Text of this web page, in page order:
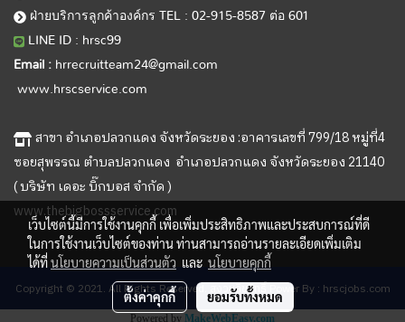
ฝ่ายบริการลูกค้าองค์กร TEL : 02-915-8587 ต่อ 601
LINE ID : hrsc99
Email : hrrecruitteam24@gmail.com
www.hrscservice.com
สาขา อำเภอปลวกแดง จังหวัดระยอง :อาคารเลขที่ 799/18 หมู่ที่4
ซอยสุพรรณ ตำบลปลวกแดง อำเภอปลวกแดง จังหวัดระยอง 21140
( บริษัท เดอะ บิ๊กบอส จำกัด )
www.thebigbossservice.com
Copyright © 2021. All Rights Reserved. สงวนลิขสิทธิ์ Power By : hrscjobs.com
Powered by MakeWebEasy.com
เว็บไซต์นี้มีการใช้งานคุกกี้ เพื่อเพิ่มประสิทธิภาพและประสบการณ์ที่ดี
ในการใช้งานเว็บไซต์ของท่าน ท่านสามารถอ่านรายละเอียดเพิ่มเติม
ได้ที่นโยบายความเป็นส่วนตัว และ นโยบายคุกกี้
ตั้งค่าคุกกี้ ยอมรับทั้งหมด